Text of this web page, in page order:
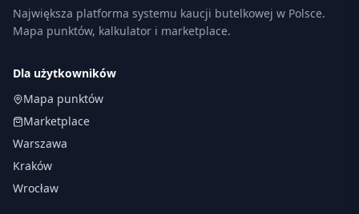
Największa platforma systemu kaucji butelkowej w Polsce.
Mapa punktów, kalkulator i marketplace.
Dla użytkowników
Mapa punktów
Marketplace
Warszawa
Kraków
Wrocław